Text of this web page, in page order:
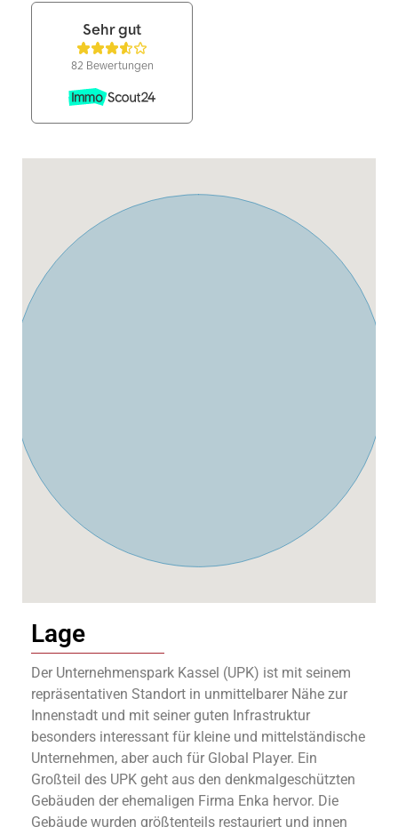
Lage
Der Unternehmenspark Kassel (UPK) ist mit seinem
repräsentativen Standort in unmittelbarer Nähe zur
Innenstadt und mit seiner guten Infrastruktur
besonders interessant für kleine und mittelständische
Unternehmen, aber auch für Global Player. Ein
Großteil des UPK geht aus den denkmalgeschützten
Gebäuden der ehemaligen Firma Enka hervor. Die
Gebäude wurden größtenteils restauriert und innen